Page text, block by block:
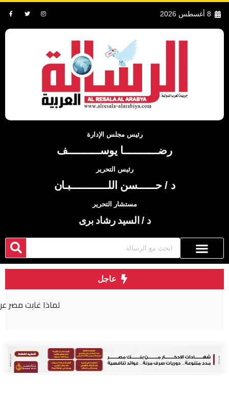
8 أغسطس 2026
رئيس مجلس الإدارة
رضــــــــــــا يوســـــــــــف
رئيس التحرير
د / حــــــسن اللـــــــــــــبـان
مستشار التحرير
د / السيد رشاد برى
عاجل
لماذا غابت مصر عن اتفاقية مكة للدفاع المشترك؟